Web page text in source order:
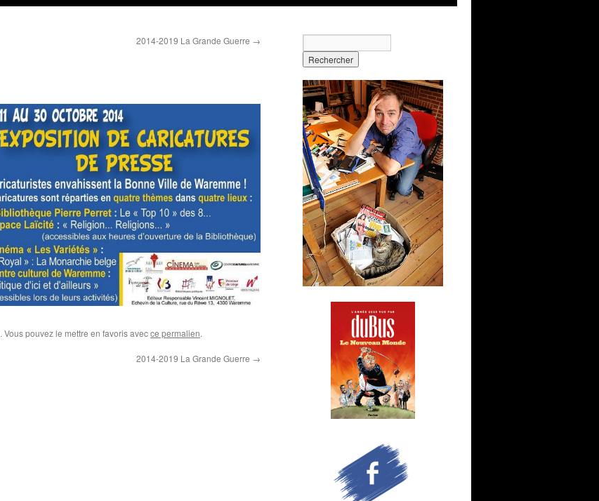
2014-2019 La Grande Guerre →
. Vous pouvez le mettre en favoris avecce permalien.
2014-2019 La Grande Guerre →